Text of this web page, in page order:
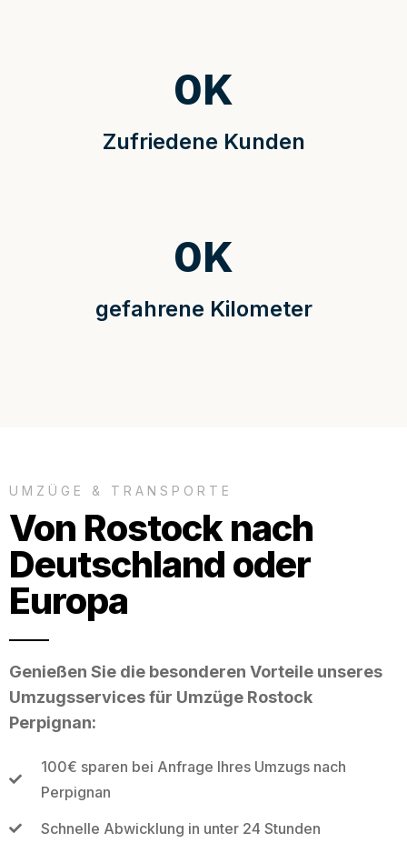
Zufriedene Kunden
0K
gefahrene Kilometer
0K
UMZÜGE & TRANSPORTE
Von Rostock nach
Deutschland oder
Europa
Genießen Sie die besonderen Vorteile unseres
Umzugsservices für Umzüge Rostock
Perpignan:
100€ sparen bei Anfrage Ihres Umzugs nach
Perpignan
Schnelle Abwicklung in unter 24 Stunden